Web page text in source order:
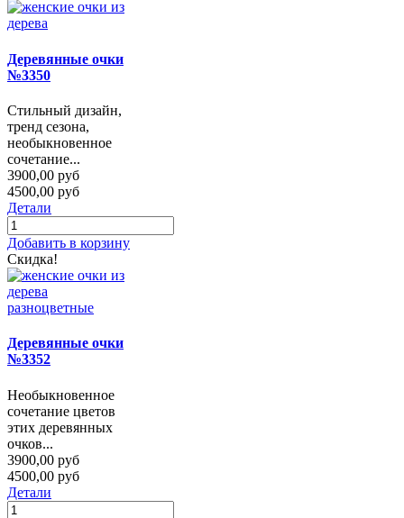
Деревянные очки
№3350
Стильный дизайн,
тренд сезона,
необыкновенное
сочетание...
3900,00 руб
4500,00 руб
Детали
Добавить в корзину
Скидка!
Деревянные очки
№3352
Необыкновенное
сочетание цветов
этих деревянных
очков...
3900,00 руб
4500,00 руб
Детали